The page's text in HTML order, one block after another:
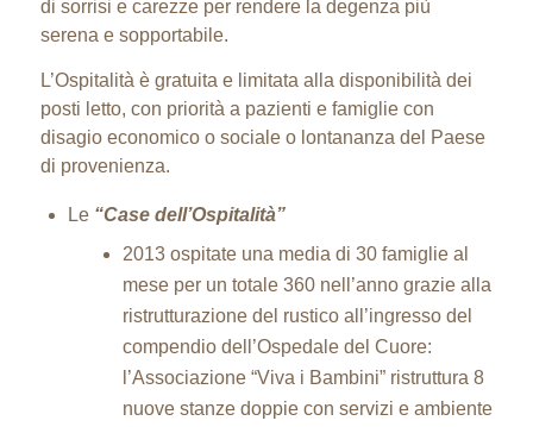
di sorrisi e carezze per rendere la degenza più
serena e sopportabile.
L’Ospitalità è gratuita e limitata alla disponibilità dei
posti letto, con priorità a pazienti e famiglie con
disagio economico o sociale o lontananza del Paese
di provenienza.
Le “Case dell’Ospitalità”
2013 ospitate una media di 30 famiglie al
mese per un totale 360 nell’anno grazie alla
ristrutturazione del rustico all’ingresso del
compendio dell’Ospedale del Cuore:
l’Associazione “Viva i Bambini” ristruttura 8
nuove stanze doppie con servizi e ambiente